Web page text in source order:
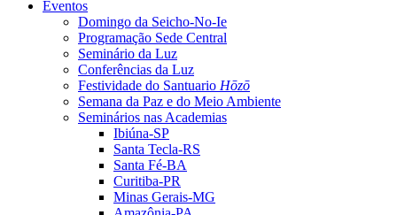
Eventos
Domingo da Seicho-No-Ie
Programação Sede Central
Seminário da Luz
Conferências da Luz
Festividade do Santuario Hōzō
Semana da Paz e do Meio Ambiente
Seminários nas Academias
Ibiúna-SP
Santa Tecla-RS
Santa Fé-BA
Curitiba-PR
Minas Gerais-MG